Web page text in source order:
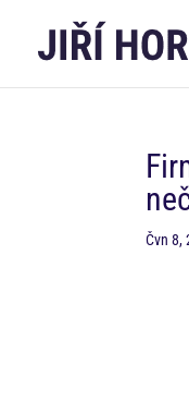
Čvn 8,